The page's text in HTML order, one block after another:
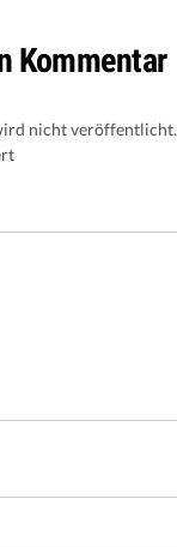
Kommentar
nicht veröffentlicht.